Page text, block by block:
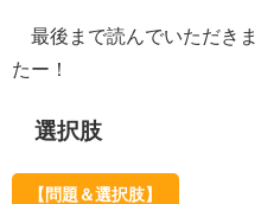
最後まで読んでいただきま
たー！
選択肢
【問題＆選択肢】